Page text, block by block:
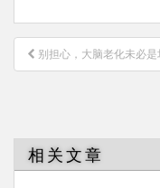
文
章
别担心，大脑老化未必是
相关文章